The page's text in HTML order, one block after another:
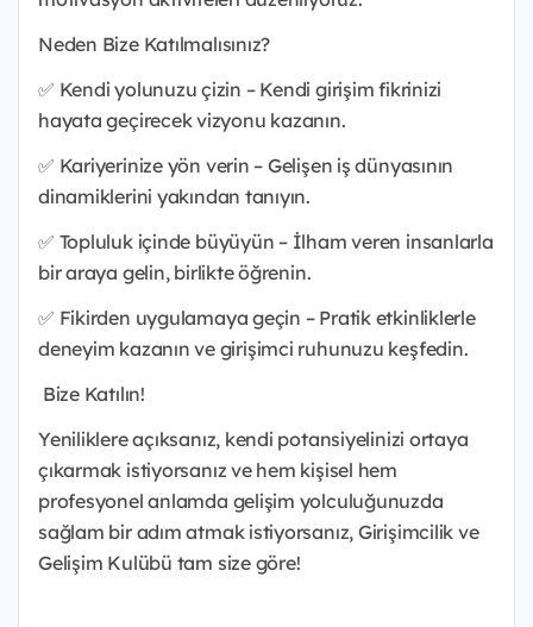
Neden Bize Katılmalısınız?
✅ Kendi yolunuzu çizin – Kendi girişim fikrinizi
hayata geçirecek vizyonu kazanın.
✅ Kariyerinize yön verin – Gelişen iş dünyasının
dinamiklerini yakından tanıyın.
✅ Topluluk içinde büyüyün – İlham veren insanlarla
bir araya gelin, birlikte öğrenin.
✅ Fikirden uygulamaya geçin – Pratik etkinliklerle
deneyim kazanın ve girişimci ruhunuzu keşfedin.
Bize Katılın!
Yeniliklere açıksanız, kendi potansiyelinizi ortaya
çıkarmak istiyorsanız ve hem kişisel hem
profesyonel anlamda gelişim yolculuğunuzda
sağlam bir adım atmak istiyorsanız, Girişimcilik ve
Gelişim Kulübü tam size göre!